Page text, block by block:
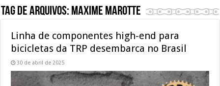
Tag de arquivos: Maxime Marotte
Linha de componentes high-end para
bicicletas da TRP desembarca no Brasil
30 de abril de 2025